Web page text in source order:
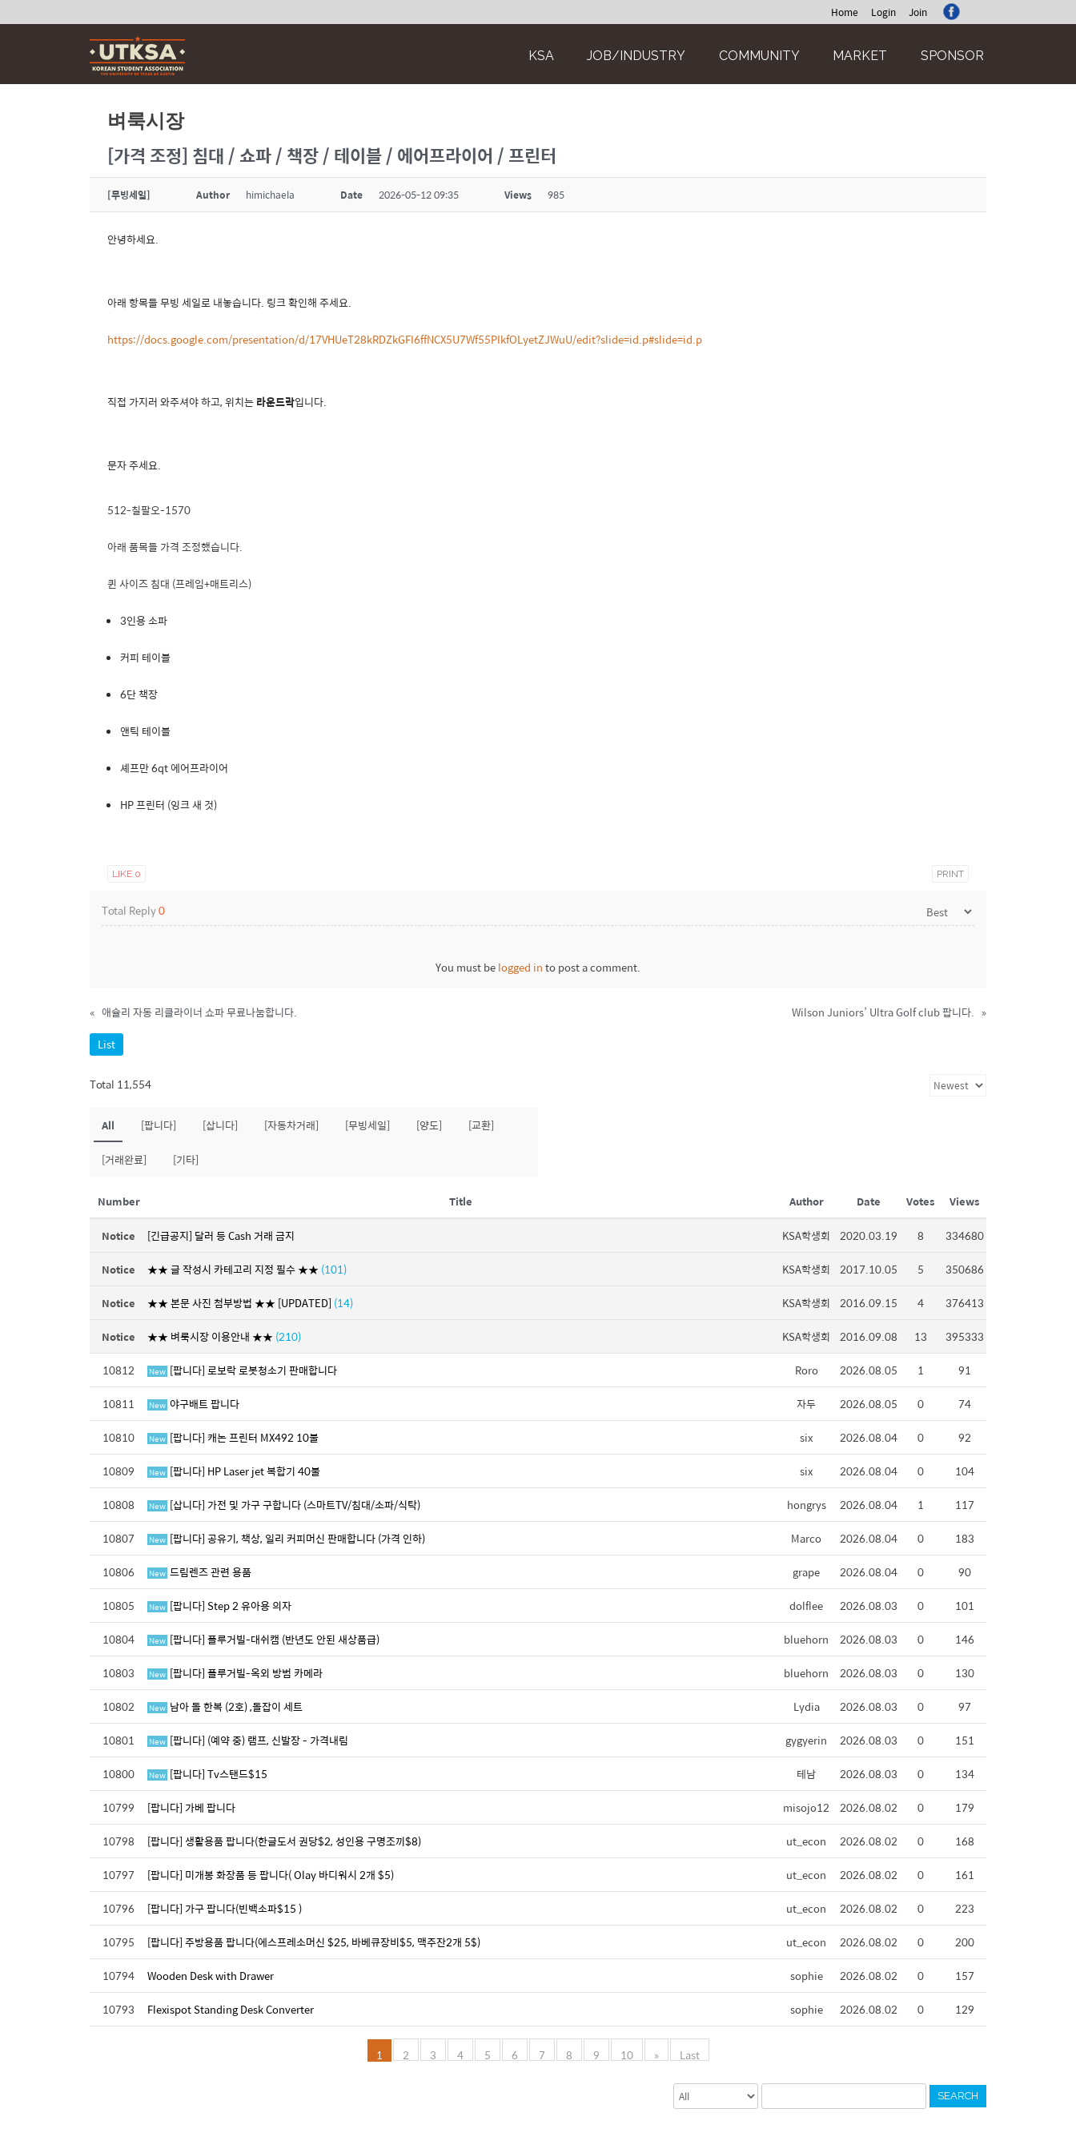
Home Login Join
KSA JOB/INDUSTRY COMMUNITY MARKET SPONSOR
벼룩시장
[가격 조정] 침대 / 쇼파 / 책장 / 테이블 / 에어프라이어 / 프린터
[무빙세일] Author himichaela Date 2026-05-12 09:35 Views 985
안녕하세요.
아래 항목들 무빙 세일로 내놓습니다. 링크 확인해 주세요.
https://docs.google.com/presentation/d/17VHUeT28kRDZkGFI6ffNCX5U7Wf55PIkfOLyetZJWuU/edit?slide=id.p#slide=id.p
직접 가지러 와주셔야 하고, 위치는라운드락입니다.
문자 주세요.
512-칠팔오-1570
아래 품목들 가격 조정했습니다.
퀸 사이즈 침대 (프레임+매트리스)
3인용 소파
커피 테이블
6단 책장
앤틱 테이블
셰프만 6qt 에어프라이어
HP 프린터 (잉크 새 것)
LIKE 0 PRINT
Total Reply0
You must belogged into post a comment.
« 애슐리 자동 리클라이너 쇼파 무료나눔합니다. Wilson Juniors’ Ultra Golf club 팝니다. »
List
Total 11,554
All [팝니다] [삽니다] [자동차거래] [무빙세일] [양도] [교환]
[거래완료] [기타]
Number Title Author Date Votes Views
Notice [긴급공지] 달러 등 Cash 거래 금지 KSA학생회 2020.03.19 8
334680
Notice
★★ 글 작성시 카테고리 지정 필수 ★★(101) KSA학생회 2017.10.05 5
350686
Notice
★★ 본문 사진 첨부방법 ★★ [UPDATED] (14) KSA학생회 2016.09.15 4
376413
Notice
★★ 벼룩시장 이용안내 ★★(210) KSA학생회 2016.09.08 13
395333
10812
New [팝니다] 로보락 로봇청소기 판매합니다 Roro 2026.08.05 1
91
10811
New 야구배트 팝니다 자두 2026.08.05 0
74
10810
New [팝니다] 캐논 프린터 MX492 10불 six 2026.08.04 0
92
10809
New [팝니다] HP Laser jet 복합기 40불 six 2026.08.04 0
104
10808
New [삽니다] 가전 및 가구 구합니다 (스마트TV/침대/소파/식탁) hongrys 2026.08.04 1
117
10807
New [팝니다] 공유기, 책상, 일리 커피머신 판매합니다 (가격 인하) Marco 2026.08.04 0
183
10806
New 드림렌즈 관련 용품 grape 2026.08.04 0
90
10805
New [팝니다] Step 2 유아용 의자 dolflee 2026.08.03 0
101
10804
New [팝니다] 플루거빌-대쉬캠 (반년도 안된 새상품급) bluehorn 2026.08.03 0
146
10803
New [팝니다] 플루거빌-옥외 방범 카메라 bluehorn 2026.08.03 0
130
10802
New 남아 돌 한복 (2호) ,돌잡이 세트 Lydia 2026.08.03 0
97
10801
New [팝니다] (예약 중) 램프, 신발장 - 가격내림 gygyerin 2026.08.03 0
151
10800
New [팝니다] Tv스탠드$15 테남 2026.08.03 0
134
10799
[팝니다] 가베 팝니다 misojo12 2026.08.02 0
179
10798
[팝니다] 생활용품 팝니다(한글도서 권당$2, 성인용 구명조끼$8) ut_econ 2026.08.02 0
168
10797
[팝니다] 미개봉 화장품 등 팝니다( Olay 바디워시 2개 $5) ut_econ 2026.08.02 0
161
10796
[팝니다] 가구 팝니다(빈백소파$15 ) ut_econ 2026.08.02 0
223
10795
[팝니다] 주방용품 팝니다(에스프레소머신 $25, 바베큐장비$5, 맥주잔2개 5$) ut_econ 2026.08.02 0
200
10794
Wooden Desk with Drawer sophie 2026.08.02 0
157
10793
Flexispot Standing Desk Converter sophie 2026.08.02 0 129
1 2 3 4 5 6 7 8 9 10 » Last
SEARCH